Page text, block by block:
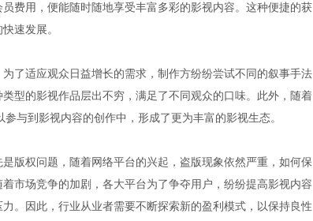
费用，便能随时随地享受丰富多彩的影视内容。这种便捷的获
速发展。
了适应观众日益增长的需求，制作方纷纷尝试不同的叙事手法
型的影视作品层出不穷，满足了不同观众的口味。此外，随着
与到影视内容的创作中，形成了更为丰富的影视生态。
版权问题，随着网络平台的兴起，盗版现象依然严重，如何保
市场竞争的加剧，各大平台为了争夺用户，纷纷提高影视内容
。因此，行业从业者需要不断探索新的盈利模式，以保持良性